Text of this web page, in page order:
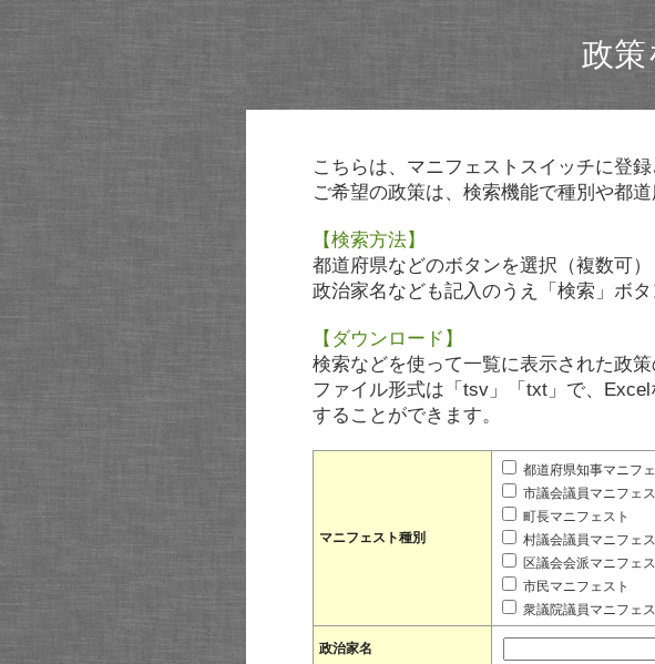
政策
こちらは、マニフェストスイッチに登録
ご希望の政策は、検索機能で種別や都
【検索方法】
都道府県などのボタンを選択（複数可
政治家名なども記入のうえ「検索」ボタ
【ダウンロード】
検索などを使って一覧に表示された政
ファイル形式は「tsv」「txt」で、
することができます。
マニフェスト種別
都道府県知事マニフ
市議会議員マニフェ
町長マニフェスト
村議会議員マニフェ
区議会会派マニフェ
市民マニフェスト
衆議院議員マニフェ
政治家名